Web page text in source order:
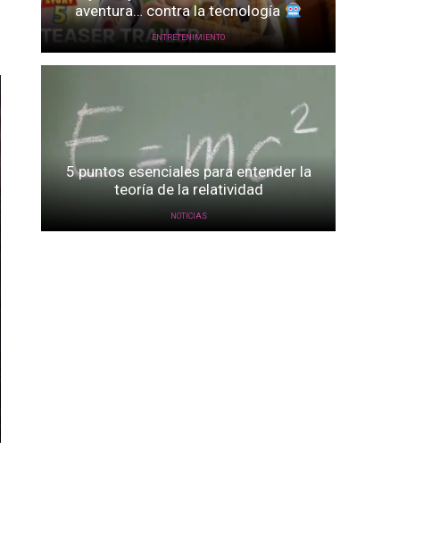
aventura… contra la tecnología
ENTRETENIMIENTO
5 puntos esenciales para entender la
teoría de la relatividad
NOTICIAS